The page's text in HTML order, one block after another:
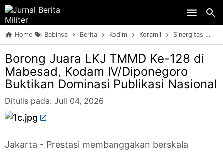
Home Babinsa Berita Kodim Koramil Sinergitas
Borong Juara LKJ TMMD Ke-128 di
Mabesad, Kodam IV/Diponegoro
Buktikan Dominasi Publikasi Nasional
Ditulis pada: Juli 04, 2026
Jakarta - Prestasi membanggakan berskala